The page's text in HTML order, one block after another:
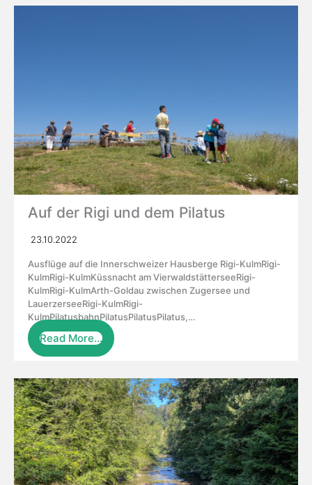
Auf der Rigi und dem Pilatus
23.10.2022
Ausflüge auf die Innerschweizer Hausberge Rigi-KulmRigi-
KulmRigi-KulmKüssnacht am VierwaldstätterseeRigi-
KulmRigi-KulmArth-Goldau zwischen Zugersee und
LauerzerseeRigi-KulmRigi-
KulmPilatusbahnPilatusPilatusPilatus,…
Read More…